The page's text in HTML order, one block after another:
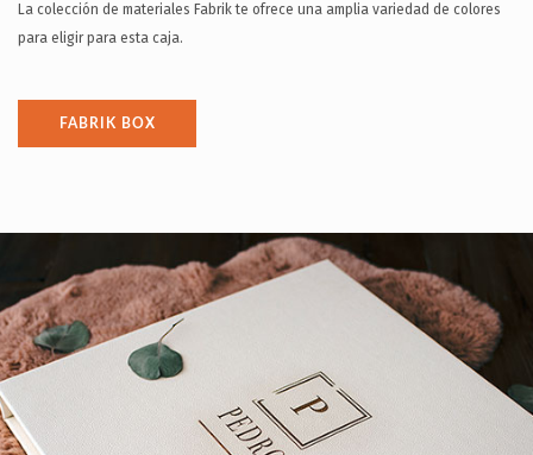
La colección de materiales Fabrik te ofrece una amplia variedad de colores
para eligir para esta caja.
FABRIK BOX